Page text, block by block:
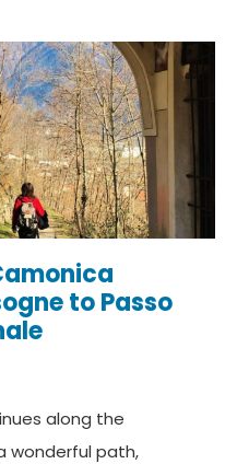
die SP 510 erreicht
Zone ab.
/ Valle Camonica
und biegt dann
im Zentrum des Dorfs
to Passo
along the
wonderful path,